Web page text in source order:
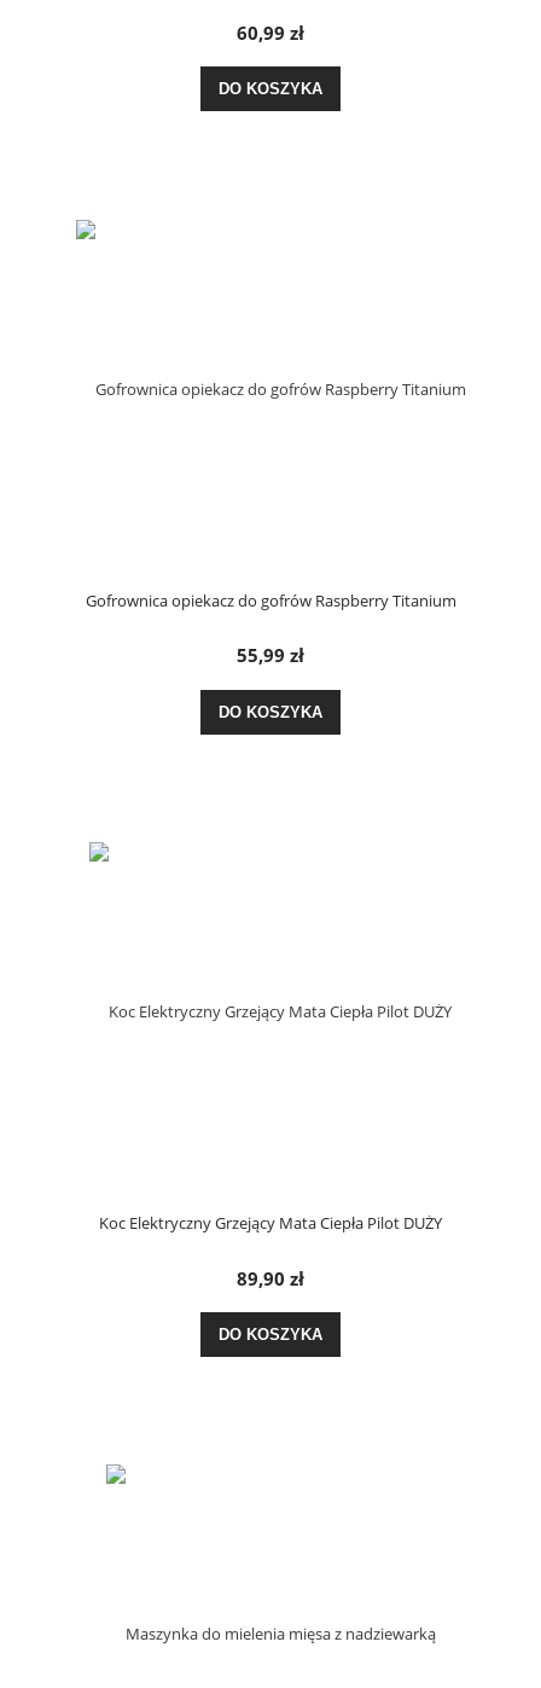
60,99 zł
DO KOSZYKA
Gofrownica opiekacz do gofrów Raspberry Titanium
55,99 zł
DO KOSZYKA
Koc Elektryczny Grzejący Mata Ciepła Pilot DUŻY
89,90 zł
DO KOSZYKA